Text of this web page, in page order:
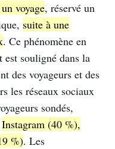
voyage, réservé un
suite à une
. Ce phénomène en
est souligné dans la
des voyageurs et des
les réseaux sociaux
sondés,
Instagram (40 %),
%). Les